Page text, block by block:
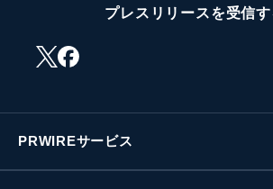
プレスリリースを受信す
PRWIREサービス